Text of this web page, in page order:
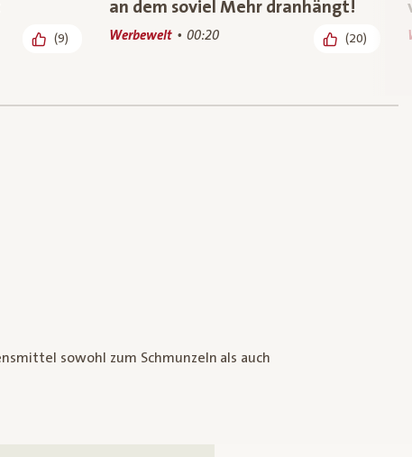
(9)
an dem soviel Mehr dranhängt!
Werbewelt 00:20 (20)